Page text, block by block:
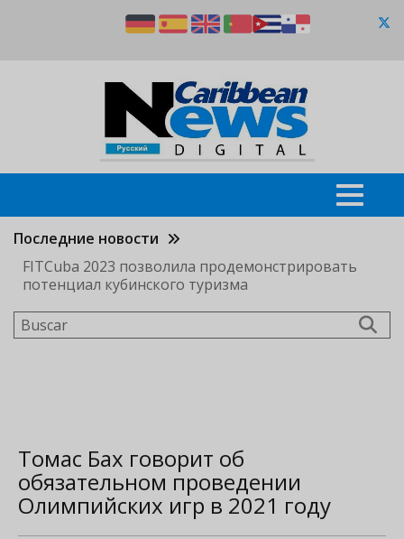
Последние новости
FITCuba 2023 позволила продемонстрировать
потенциал кубинского туризма
Buscar
Томас Бах говорит об
обязательном проведении
Олимпийских игр в 2021 году